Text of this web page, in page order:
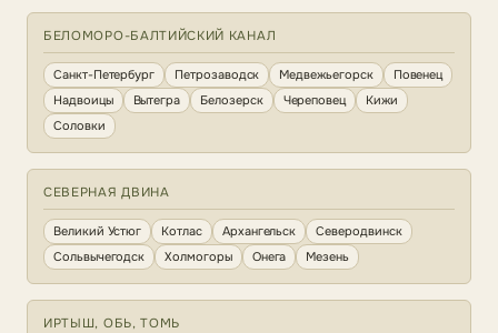
БЕЛОМОРО-БАЛТИЙСКИЙ КАНАЛ
Санкт-Петербург Петрозаводск Медвежьегорск
Повенец
Надвоицы
Вытегра Белозерск Череповец
Кижи
Соловки
СЕВЕРНАЯ ДВИНА
Великий Устюг Котлас Архангельск
Северодвинск
Сольвычегодск
Холмогоры Онега Мезень
ИРТЫШ, ОБЬ, ТОМЬ